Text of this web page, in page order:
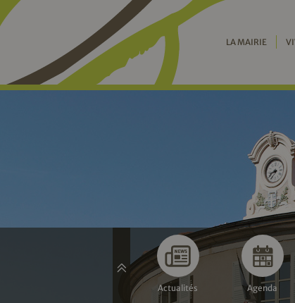
LA MAIRIE
Actualités Agenda